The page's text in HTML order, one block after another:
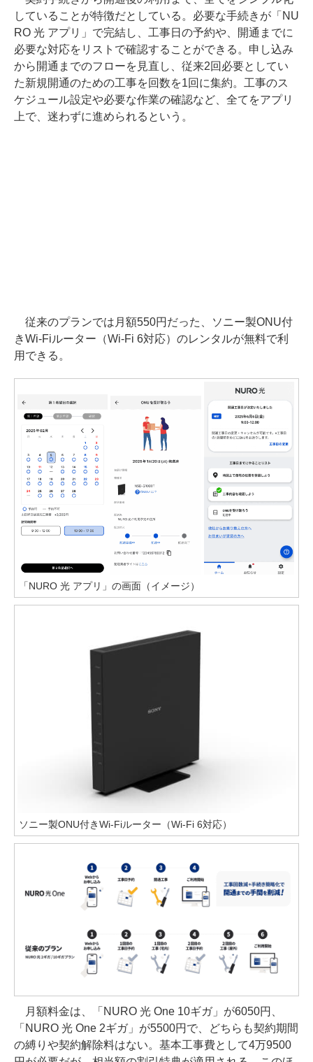
していることが特徴だとしている。必要な手続きが「NU
RO 光 アプリ」で完結し、工事日の予約や、開通までに
必要な対応をリストで確認することができる。申し込み
から開通までのフローを見直し、従来2回必要としてい
た新規開通のための工事を回数を1回に集約。工事のス
ケジュール設定や必要な作業の確認など、全てをアプリ
上で、迷わずに進められるという。
従来のプランでは月額550円だった、ソニー製ONU付
きWi-Fiルーター（Wi-Fi 6対応）のレンタルが無料で利
用できる。
「NURO 光 アプリ」の画面（イメージ）
ソニー製ONU付きWi-Fiルーター（Wi-Fi 6対応）
月額料金は、「NURO 光 One 10ギガ」が6050円、
「NURO 光 One 2ギガ」が5500円で、どちらも契約期間
の縛りや契約解除料はない。基本工事費として4万9500